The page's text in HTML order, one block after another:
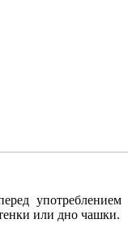
употреблением
или дно чашки.